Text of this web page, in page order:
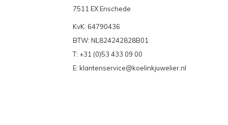
7511 EX Enschede
KvK: 64790436
BTW: NL824242828B01
T: +31 (0)53 433 09 00
E: klantenservice@koelinkjuwelier.nl